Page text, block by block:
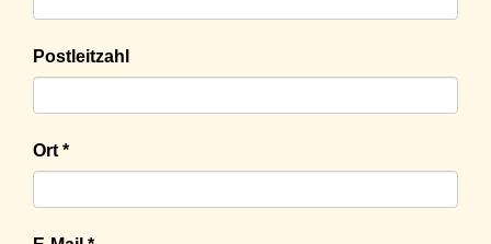
Postleitzahl
Ort *